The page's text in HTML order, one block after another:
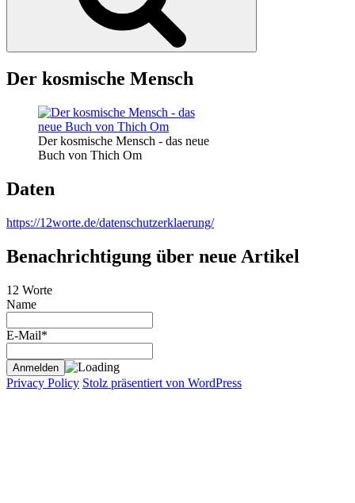
Der kosmische Mensch
Der kosmische Mensch - das neue
Buch von Thich Om
Daten
https://12worte.de/datenschutzerklaerung/
Benachrichtigung über neue Artikel
12 Worte
Name
E-Mail*
Privacy Policy Stolz präsentiert von WordPress